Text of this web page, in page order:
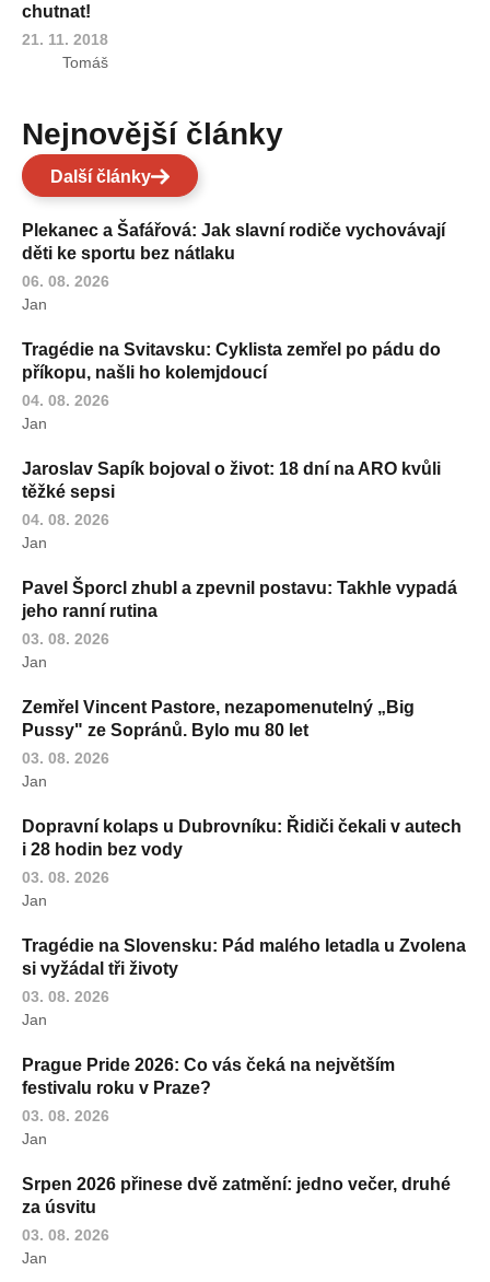
chutnat!
21. 11. 2018
Tomáš
Nejnovější články
Další články
Plekanec a Šafářová: Jak slavní rodiče vychovávají
děti ke sportu bez nátlaku
06. 08. 2026
Jan
Tragédie na Svitavsku: Cyklista zemřel po pádu do
příkopu, našli ho kolemjdoucí
04. 08. 2026
Jan
Jaroslav Sapík bojoval o život: 18 dní na ARO kvůli
těžké sepsi
04. 08. 2026
Jan
Pavel Šporcl zhubl a zpevnil postavu: Takhle vypadá
jeho ranní rutina
03. 08. 2026
Jan
Zemřel Vincent Pastore, nezapomenutelný „Big
Pussy" ze Sopránů. Bylo mu 80 let
03. 08. 2026
Jan
Dopravní kolaps u Dubrovníku: Řidiči čekali v autech
i 28 hodin bez vody
03. 08. 2026
Jan
Tragédie na Slovensku: Pád malého letadla u Zvolena
si vyžádal tři životy
03. 08. 2026
Jan
Prague Pride 2026: Co vás čeká na největším
festivalu roku v Praze?
03. 08. 2026
Jan
Srpen 2026 přinese dvě zatmění: jedno večer, druhé
za úsvitu
03. 08. 2026
Jan